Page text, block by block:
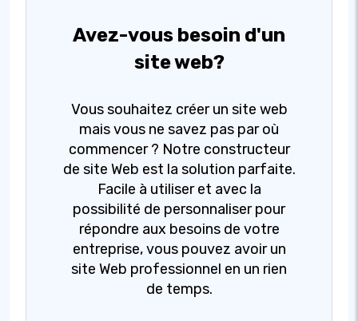
Avez-vous besoin d'un
site web?
Vous souhaitez créer un site web
mais vous ne savez pas par où
commencer ? Notre constructeur
de site Web est la solution parfaite.
Facile à utiliser et avec la
possibilité de personnaliser pour
répondre aux besoins de votre
entreprise, vous pouvez avoir un
site Web professionnel en un rien
de temps.